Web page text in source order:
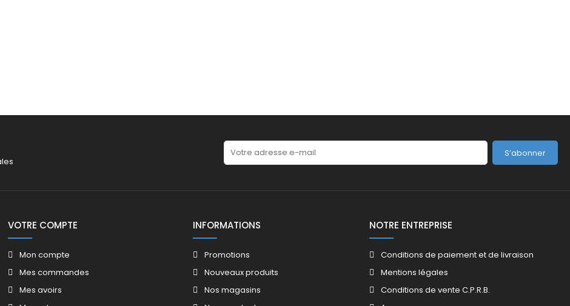
S’abonner
VOTRE COMPTE
Mon compte
Mes commandes
Mes avoirs​
INFORMATIONS
Promotions​
Nouveaux produits​
Nos magasins​
NOTRE ENTREPRISE
Conditions de paiement et de livraison
Mentions légales
Conditions de vente C.P.R.B.